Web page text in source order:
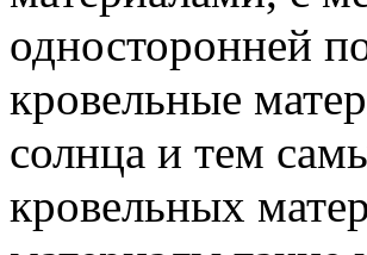
односторонней
кровельные
солнца и тем
кровельных